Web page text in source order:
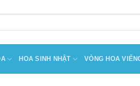
HOA SINH NHẬT VÒNG HOA